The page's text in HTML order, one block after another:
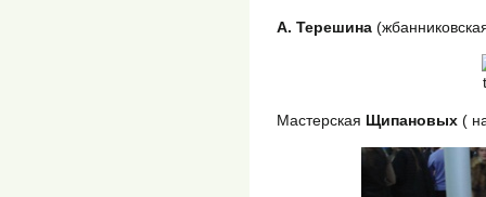
А. Терешина
Мастерская Щипановых (